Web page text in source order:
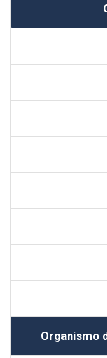
Organismo